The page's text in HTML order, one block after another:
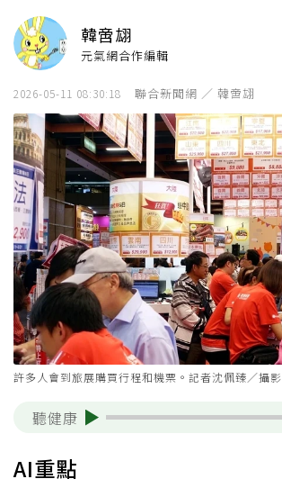
韓啻翃
元氣網合作編輯
2026-05-11 08:30:18 聯合新聞網 ／ 韓啻翃
許多人會到旅展購買行程和機票。記者沈佩臻／攝影
聽健康
AI重點